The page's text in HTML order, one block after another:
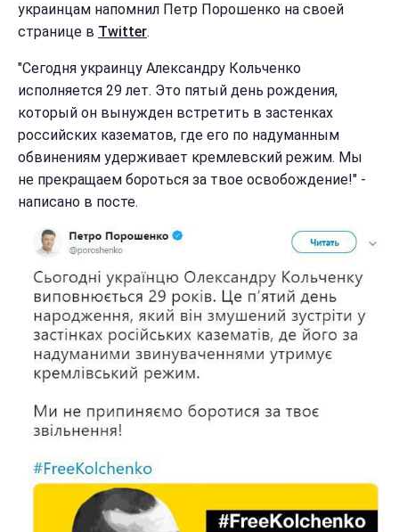
украинцам напомнил Петр Порошенко на своей
странице в Twitter.
"Сегодня украинцу Александру Кольченко
исполняется 29 лет. Это пятый день рождения,
который он вынужден встретить в застенках
российских казематов, где его по надуманным
обвинениям удерживает кремлевский режим. Мы
не прекращаем бороться за твое освобождение!" -
написано в посте.